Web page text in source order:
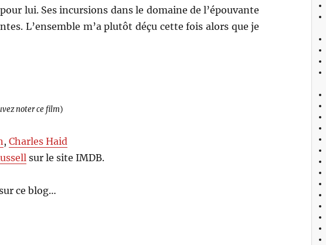
lui. Ses incursions dans le domaine de l’épouvante
L’ensemble m’a plutôt déçu cette fois alors que je
noter ce film)
,Charles Haid
sur le site IMDB.
ce blog…